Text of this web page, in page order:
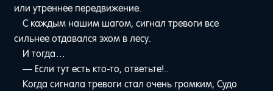
или утреннее передвижение.
С каждым нашим шагом, сигнал тревоги все
сильнее отдавался эхом в лесу.
И тогда…
— Если тут есть кто-то, ответьте!..
Когда сигнала тревоги стал очень громким, Судо